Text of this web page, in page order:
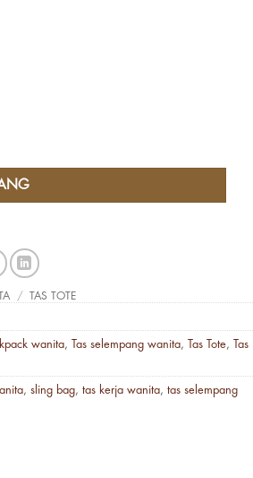
/ TAS TOTE
wanita, Tas selempang wanita, Tas Tote,
Tas
, sling bag, tas kerja wanita, tas selempang